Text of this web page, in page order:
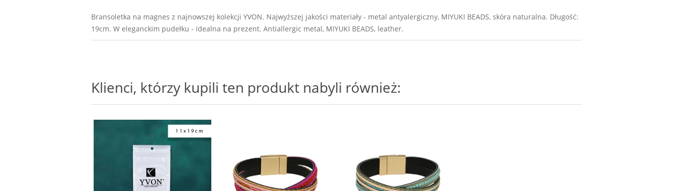
Bransoletka na magnes z najnowszej kolekcji YVON. Najwyższej jakości materiały - metal antyalergiczny, MIYUKI BEADS, skóra naturalna. Długość:
19cm. W eleganckim pudełku - idealna na prezent. Antiallergic metal, MIYUKI BEADS, leather.
Klienci, którzy kupili ten produkt nabyli również: